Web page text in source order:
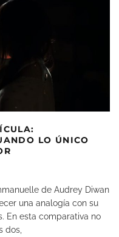
LO ÚNICO
de Audrey Diwan
una analogía con su
En esta comparativa no
dos,